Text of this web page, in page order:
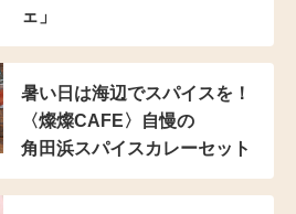
ェ」
暑い日は海辺でスパイスを！
〈燦燦CAFE〉自慢の
角田浜スパイスカレーセット